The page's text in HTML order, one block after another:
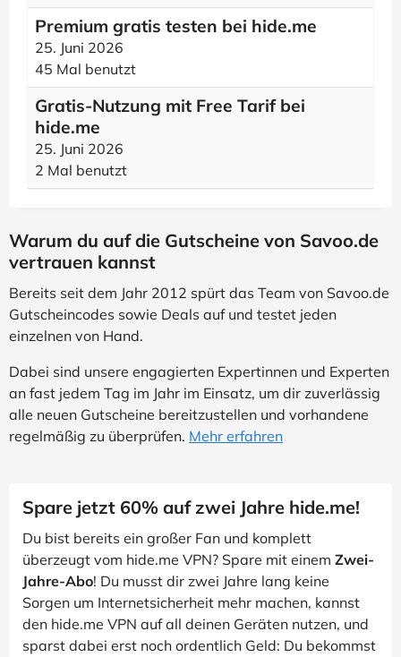
Premium gratis testen bei hide.me
25. Juni 2026
45 Mal benutzt
Gratis-Nutzung mit Free Tarif bei
hide.me
25. Juni 2026
2 Mal benutzt
Warum du auf die Gutscheine von Savoo.de
vertrauen kannst
Bereits seit dem Jahr 2012 spürt das Team von Savoo.de
Gutscheincodes sowie Deals auf und testet jeden
einzelnen von Hand.
Dabei sind unsere engagierten Expertinnen und Experten
an fast jedem Tag im Jahr im Einsatz, um dir zuverlässig
alle neuen Gutscheine bereitzustellen und vorhandene
regelmäßig zu überprüfen. Mehr erfahren
Spare jetzt 60% auf zwei Jahre hide.me!
Du bist bereits ein großer Fan und komplett
überzeugt vom hide.me VPN? Spare mit einem Zwei-
Jahre-Abo! Du musst dir zwei Jahre lang keine
Sorgen um Internetsicherheit mehr machen, kannst
den hide.me VPN auf all deinen Geräten nutzen, und
sparst dabei erst noch ordentlich Geld: Du bekommst